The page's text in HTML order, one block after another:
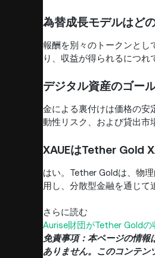
為替成長モデルはど
報酬を別々のトークンとし
り、収益が得られるにつれ
デジタル資産のゴー
金による裏付けは価格の安
動性リスク、および貸出市
XAUEはTether Gold
はい。Tether Goldは、物
用し、分散型金融を通じて
さらに読む
Aurise財団がTether Goldの
免責事項：本ページの情
ありません。このコンテン